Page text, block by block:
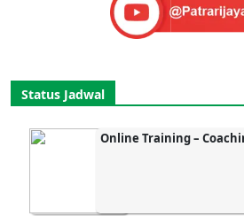
Status Jadwal
Online Training –